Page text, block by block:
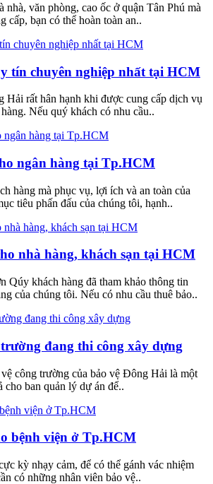
nhà, văn phòng, cao ốc ở quận Tân Phú mà
cấp, bạn có thể hoàn toàn an..
tín chuyên nghiệp nhất tại HCM
rất hân hạnh khi được cung cấp dịch vụ
Nếu quý khách có nhu cầu..
ngân hàng tại Tp.HCM
hàng mà phục vụ, lợi ích và an toàn của
tiêu phấn đấu của chúng tôi, hạnh..
nhà hàng, khách sạn tại HCM
Qúy khách hàng đã tham khảo thông tin
của chúng tôi. Nếu có nhu cầu thuê bảo..
đang thi công xây dựng
công trường của bảo vệ Đông Hải là một
cho ban quản lý dự án để..
bệnh viện ở Tp.HCM
kỳ nhạy cảm, để có thể gánh vác nhiệm
có những nhân viên bảo vệ..